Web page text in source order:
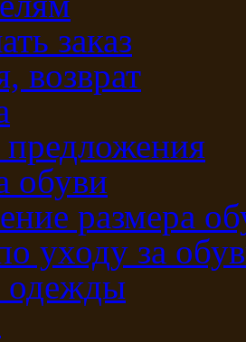
заказ
возврат
обуви
размера
уходу за
одежды